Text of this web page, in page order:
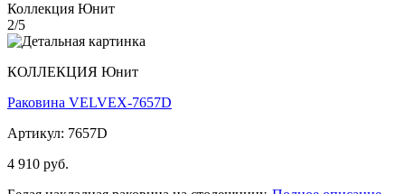
Коллекция Юнит
2/5
КОЛЛЕКЦИЯ Юнит
Раковина VELVEX-7657D
Артикул: 7657D
4 910 руб.